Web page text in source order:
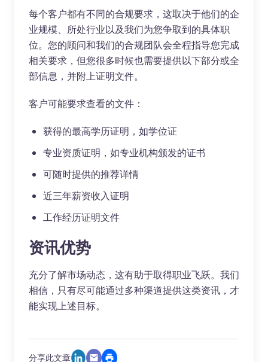
每个客户都有不同的合规要求，这取决于他们的企
业规模、所处行业以及我们为您争取到的具体职
位。您的顾问和我们的合规团队会全程指导您完成
相关要求，但您很多时候也需要提供以下部分或全
部信息，并附上证明文件。
客户可能要求查看的文件：
获得的最高学历证明，如学位证
专业资质证明，如专业机构颁发的证书
可随时提供的推荐详情
近三年薪资收入证明
工作经历证明文件
资讯优势
充分了解市场动态，这有助于取得职业飞跃。我们
相信，只有尽可能通过多种渠道提供这类资讯，才
能实现上述目标。
分享此文章